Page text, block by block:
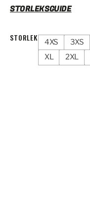
STORLEKSGUIDE
STORLEK 4XS 3XS
XL
2XL